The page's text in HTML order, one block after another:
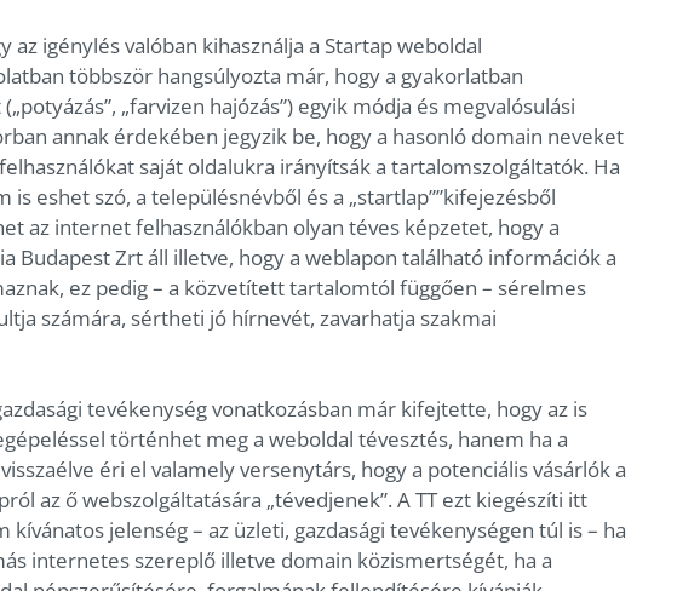
az igénylés valóban kihasználja a Startap weboldal
többször hangsúlyozta már, hogy a gyakorlatban
„farvizen hajózás”) egyik módja és megvalósulási
annak érdekében jegyzik be, hogy a hasonló domain neveket
saját oldalukra irányítsák a tartalomszolgáltatók. Ha
eshet szó, a településnévből és a „startlap””kifejezésből
az internet felhasználókban olyan téves képzetet, hogy a
Budapest Zrt áll illetve, hogy a weblapon található információk a
ez pedig – a közvetített tartalomtól függően – sérelmes
számára, sértheti jó hírnevét, zavarhatja szakmai
tevékenység vonatkozásban már kifejtette, hogy az is
történhet meg a weboldal tévesztés, hanem ha a
éri el valamely versenytárs, hogy a potenciális vásárlók a
az ő webszolgáltatására „tévedjenek”. A TT ezt kiegészíti itt
kívánatos jelenség – az üzleti, gazdasági tevékenységen túl is – ha
internetes szereplő illetve domain közismertségét, ha a